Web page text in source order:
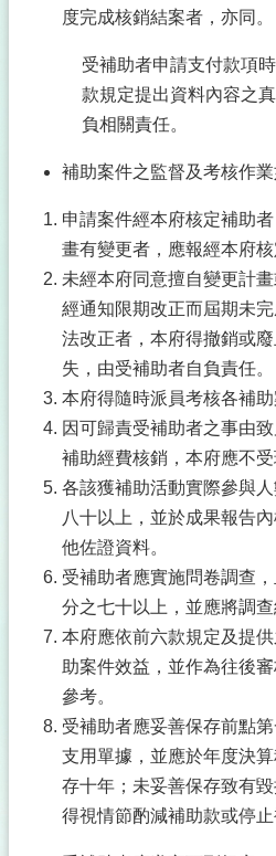
度完成核銷結案者，亦同。
受補助者申請支付款項
款規定提出資料內容之
負相關責任。
補助案件之監督及考核作業
申請案件經本府核定補助
畫有變更者，應報經本府核
未經本府同意擅自變更計
經通知限期改正而屆期未
法改正者，本府得撤銷或
失，由受補助者自負責任。
本府得隨時派員考核各補助
因可歸責受補助者之事由
補助經費核銷，本府應不受
各該獲補助活動實際參與
八十以上，並於成果報告
他佐證資料。
受補助者應實施問卷調查
分之七十以上，並應將調
本府應依前六款規定及提
助案件效益，並作為往後
參考。
受補助者應妥善保存前點
支用單據，並應於年度決
存十年；未妥善保存致有
得視情節酌減補助款或停止